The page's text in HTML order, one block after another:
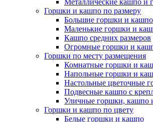
Металлические кашпо и
Горшки и кашпо по размеру
Большие горшки и кашпо
Маленькие горшки и
Кашпо средних размеров
Огромные горшки и
Горшки по месту размещения
Комнатные горшки и
Напольные горшки и
Настольные цветочные
Подвесные кашпо с
Уличные горшки, кашпо
Горшки и кашпо по цвету
Белые горшки и кашпо